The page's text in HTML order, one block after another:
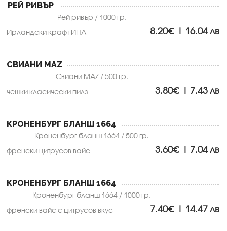
РЕЙ РИВЪР
Рей ривър / 1000 гр.
8.20€ | 16.04 лв
Ирландски крафт ИПА
СВИАНИ MAZ
Свиани MAZ / 500 гр.
3.80€ | 7.43 лв
чешки класически пилз
КРОНЕНБУРГ БЛАНШ 1664
Кроненбург бланш 1664 / 500 гр.
3.60€ | 7.04 лв
френски цитрусов вайс
КРОНЕНБУРГ БЛАНШ 1664
Кроненбург бланш 1664 / 1000 гр.
7.40€ | 14.47 лв
френски вайс с цитрусов вкус